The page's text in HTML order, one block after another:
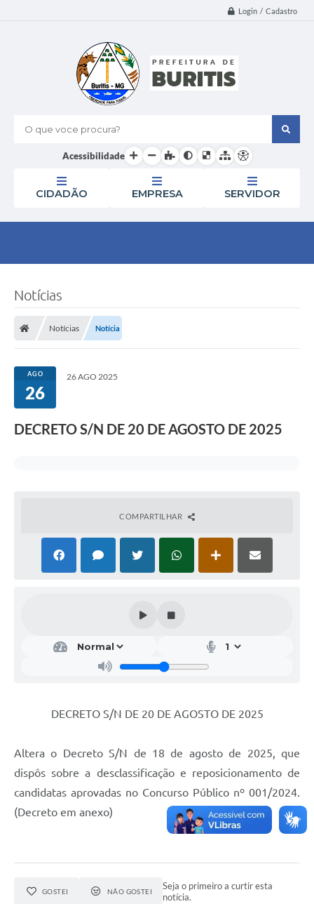
Login / Cadastro
O que voce procura?
Acessibilidade
CIDADÃO EMPRESA SERVIDOR
Notícias
Notícias Notícia
AGO
26
26 AGO 2025
DECRETO S/N DE 20 DE AGOSTO DE 2025
COMPARTILHAR
DECRETO S/N DE 20 DE AGOSTO DE 2025
Altera o Decreto S/N de 18 de agosto de 2025, que
dispôs sobre a desclassificação e reposicionamento de
candidatas aprovadas no Concurso Público nº 001/2024.
(Decreto em anexo)
GOSTEI NÃO GOSTEI
Seja o primeiro a curtir esta
notícia.